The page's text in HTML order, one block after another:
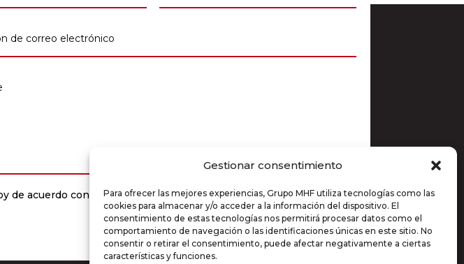
Gestionar consentimiento
Para ofrecer las mejores experiencias, Grupo MHF utiliza tecnologías como las
cookies para almacenar y/o acceder a la información del dispositivo. El
consentimiento de estas tecnologías nos permitirá procesar datos como el
comportamiento de navegación o las identificaciones únicas en este sitio. No
consentir o retirar el consentimiento, puede afectar negativamente a ciertas
características y funciones.
de acuerdo con la política de privacidad
15 + 5= Enviar